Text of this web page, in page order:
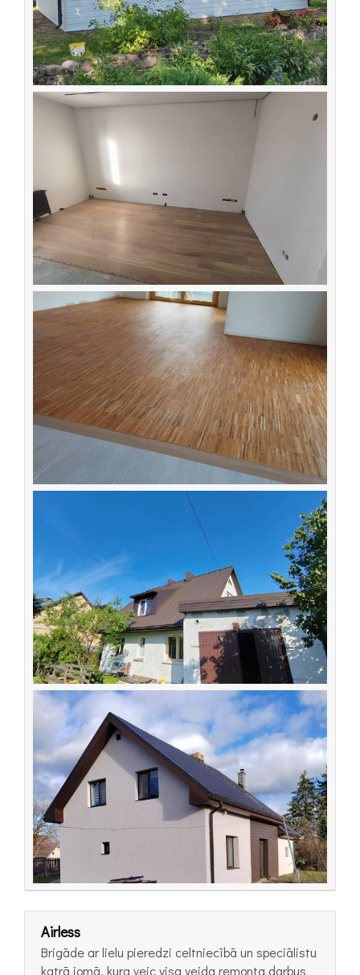
Airless
Brigāde ar lielu pieredzi celtniecībā un speciālistu
katrā jomā, kura veic visa veida remonta darbus